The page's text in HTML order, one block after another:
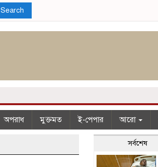
Search
অপরাধ মুক্তমত ই-পেপার আরো
সর্বশেষ